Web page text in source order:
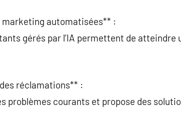
marketing automatisées** :
gérés par l’IA permettent de
réclamations** :
problèmes courants et propose des